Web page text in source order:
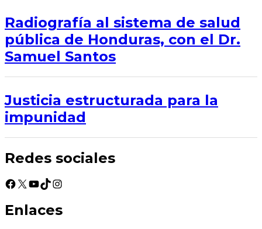
Radiografía al sistema de salud
pública de Honduras, con el Dr.
Samuel Santos
Justicia estructurada para la
impunidad
Redes sociales
Facebook
X YouTube
TikTok
Instagram
Enlaces